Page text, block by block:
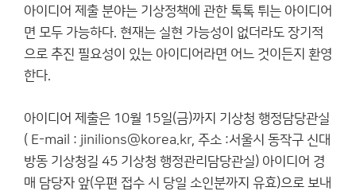
아이디어 제출 분야는 기상정책에 관한 톡톡 튀는 아이디어
면 모두 가능하다. 현재는 실현 가능성이 없더라도 장기적
으로 추진 필요성이 있는 아이디어라면 어느 것이든지 환영
한다.
아이디어 제출은 10월 15일(금)까지 기상청 행정담당관실
( E-mail : jinilions@korea.kr, 주소 :서울시 동작구 신대
방동 기상청길 45 기상청 행정관리담당관실) 아이디어 경
매 담당자 앞(우편 접수 시 당일 소인분까지 유효)으로 보내